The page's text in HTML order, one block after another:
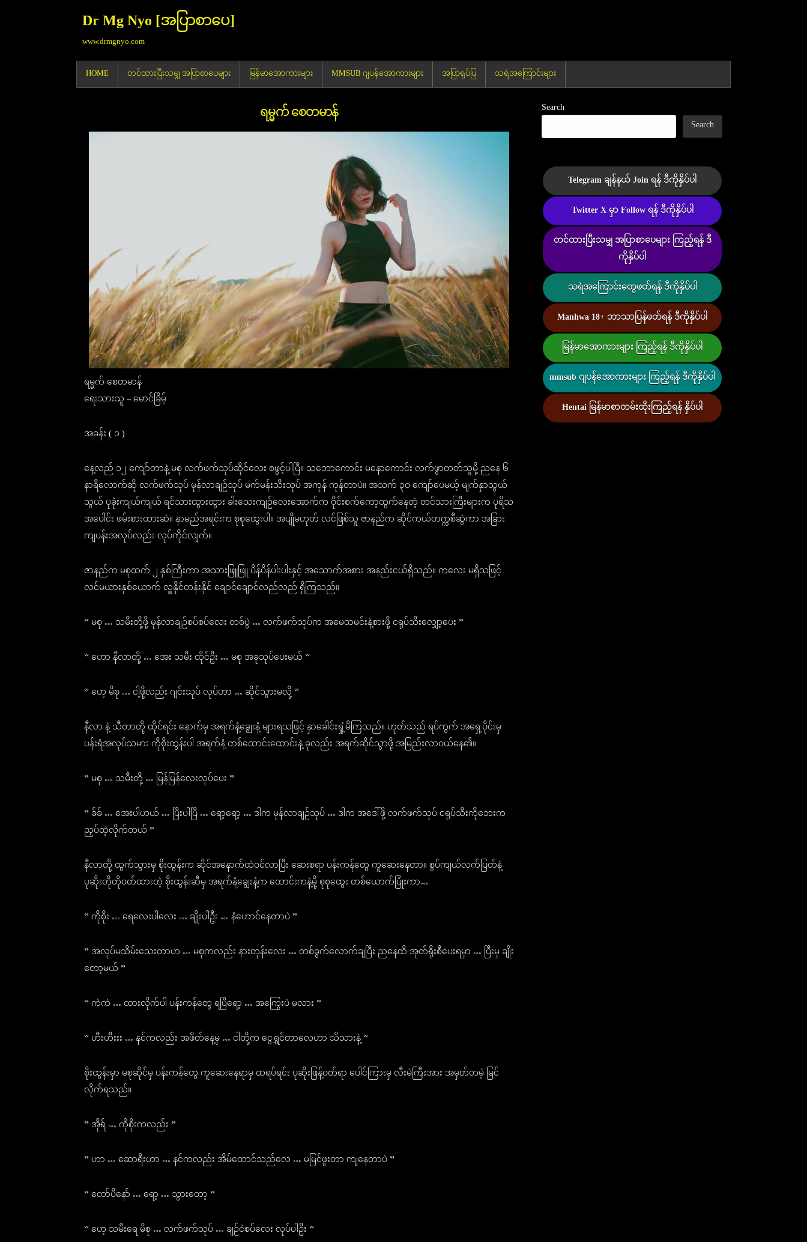
Dr Mg Nyo [အပြာစာပေ]
www.drmgnyo.com
HOME
တင်ထားပြီးသမျှ အပြာစာပေများ မြန်မာအောကားများ MMSUB ဂျပန်အောကားများ အပြာရုပ်ပြ သရဲအကြောင်းများ
ရမ္မက် စေတမာန်
ရမ္မက် စေတမာန်
ရေးသားသူ – မောင်ခြိမ့်
အခန်း ( ၁ )
နေ့လည် ၁၂ ကျော်တာနဲ့ မစု လက်ဖက်သုပ်ဆိုင်လေး စဖွင့်ပါပြီ။ သဘောကောင်း မနောကောင်း လက်ဖွာတတ်သူမို့ ညနေ ၆
နာရီလောက်ဆို လက်ဖက်သုပ် မုန်လာချဉ်သုပ် မက်မန်းသီးသုပ် အကုန် ကုန်တာပဲ။ အသက် ၃၀ ကျော်ပေမယ့် မျက်နှာသွယ်
သွယ် ပုခုံးကျယ်ကျယ် ရင်သားထွားထွား ခါးသေးကျဉ်လေးအောက်က ဝိုင်းစက်ကော့ထွက်နေတဲ့ တင်သားကြီးများက ပုရိသ
အပေါင်း ဖမ်းစားထားဆဲ။ နာမည်အရင်းက စုစုထွေးပါ။ အပျိုမဟုတ် လင်ဖြစ်သူ ဇာနည်က ဆိုင်ကယ်တက္ကစီဆွဲကာ အခြား
ကျပန်းအလုပ်လည်း လုပ်ကိုင်လျက်။
ဇာနည်က မစုထက် ၂ နှစ်ကြီးကာ အသားဖြူဖြူ ပိန်ပိန်ပါးပါးနှင့် အသောက်အစား အနည်းငယ်ရှိသည်။ ကလေး မရှိသဖြင့်
လင်မယားနှစ်ယောက် လှူနိုင်တန်းနိုင် ချောင်ချောင်လည်လည် ရှိကြသည်။
” မစု … သမီးတို့ဖို့ မုန်လာချဉ်စပ်စပ်လေး တစ်ပွဲ … လက်ဖက်သုပ်က အမေထမင်းနဲ့စားဖို့ ငရုပ်သီးလျှော့ပေး ”
” ဟော နီလာတို့ … အေး သမီး ထိုင်ဦး … မစု အခုသုပ်ပေးမယ် ”
” ဟေ့ မိစု … ငါ့ဖို့လည်း ဂျင်းသုပ် လုပ်ဟာ … ဆိုင်သွားမလို့ ”
နီလာ နဲ့ သီတာတို့ ထိုင်ရင်း နောက်မှ အရက်နံ့ချွေးနံ့ များရသဖြင့် နှာခေါင်းရှုံ့မိကြသည်။ ဟုတ်သည် ရပ်ကွက် အရှေ့ပိုင်းမှ
ပန်းရံအလုပ်သမား ကိုစိုးထွန်းပါ အရက်နံ့ တစ်ထောင်းထောင်းနဲ့ ခုလည်း အရက်ဆိုင်သွာဖို့ အမြည်းလာဝယ်နေ၏။
” မစု … သမီးတို့ … မြန်မြန်လေးလုပ်ပေး ”
” ခ်ခ် … အေးပါဟယ် … ပြီးပါပြီ … ရော့ရော့ … ဒါက မုန်လာချဉ်သုပ် … ဒါက အဒေါ်ဖို့ လက်ဖက်သုပ် ငရုပ်သီးကိုဘေးက
ညှပ်ထဲ့လိုက်တယ် ”
နီလာတို့ ထွက်သွားမှ စိုးထွန်းက ဆိုင်အနောက်ထဲဝင်လာပြီး ဆေးစရာ ပန်းကန်တွေ ကူဆေးနေတာ။ စွပ်ကျယ်လက်ပြတ်နဲ့
ပုဆိုးတိုတိုဝတ်ထားတဲ့ စိုးထွန်းဆီမှ အရက်နံ့ချွေးနံ့က ထောင်းကနဲ့မို့ စုစုထွေး တစ်ယောက်ပြုံးကာ…
” ကိုစိုး … ရေလေးပါလေး … ချိုးပါဦး … နံဟောင်နေတာပဲ ”
” အလုပ်မသိမ်းသေးတာဟ … မစုကလည်း နားတုန်းလေး … တစ်ခွက်လောက်ချပြီး ညနေထိ အုတ်ရိုးစီပေးရမှာ … ပြီးမှ ချိုး
တော့မယ် ”
” ကဲကဲ … ထားလိုက်ပါ ပန်းကန်တွေ ရပြီရော့ … အကြွေးပဲ မလား ”
” ဟီးဟီးးး … နင်ကလည်း အဖိတ်နေ့မှ … ငါတို့က ငွေရွှင်တာလေဟာ သိသားနဲ့ ”
စိုးထွန်းမှာ မစုဆိုင်မှ ပန်းကန်တွေ ကူဆေးနေရာမှ ထရပ်ရင်း ပုဆိုးဖြန့်ဝတ်ရာ ပေါင်ကြားမှ လီးမဲကြီးအား အမှတ်တမဲ့ မြင်
လိုက်ရသည်။
” အိုရ် … ကိုစိုးကလည်း ”
” ဟာ … ဆောရီးဟာ … နင်ကလည်း အိမ်ထောင်သည်လေ … မမြင်ဖူးတာ ကျနေတာပဲ ”
” တော်ပီနော် … ရော့ … သွားတော့ ”
” ဟေ့ သမီးရေ မိစု … လက်ဖက်သုပ် … ချဉ်ငံစပ်လေး လုပ်ပါဦး ”
Search
Search
Telegram ချန်နယ် Join ရန် ဒီကိုနှိပ်ပါ
Twitter X မှာ Follow ရန် ဒီကိုနှိပ်ပါ
တင်ထားပြီးသမျှ အပြာစာပေများ ကြည့်ရန် ဒီ
ကိုနှိပ်ပါ
သရဲအကြောင်းတွေဖတ်ရန် ဒီကိုနှိပ်ပါ
Manhwa 18+ ဘာသာပြန်ဖတ်ရန် ဒီကိုနှိပ်ပါ
မြန်မာအောကားများ ကြည့်ရန် ဒီကိုနှိပ်ပါ
mmsub ဂျပန်အောကားများ ကြည့်ရန် ဒီကိုနှိပ်ပါ
Hentai မြန်မာစာတမ်းထိုးကြည့်ရန် နှိပ်ပါ